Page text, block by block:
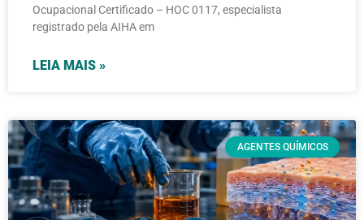
Ocupacional Certificado – HOC 0117, especialista
registrado pela AIHA em
LEIA MAIS »
AGENTES QUÍMICOS